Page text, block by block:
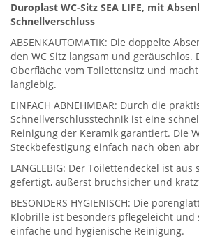
Duroplast WC-Sitz SEA LIFE, mit
Schnellverschluss
ABSENKAUTOMATIK: Die doppelte
den WC Sitz langsam und geräuschlos.
Oberfläche vom Toilettensitz und
langlebig.
EINFACH ABNEHMBAR: Durch die
Schnellverschlusstechnik ist eine
Reinigung der Keramik garantiert. Die
Steckbefestigung einfach nach oben
LANGLEBIG: Der Toilettendeckel ist
gefertigt, äußerst bruchsicher und
BESONDERS HYGIENISCH: Die
Klobrille ist besonders pflegeleicht und
einfache und hygienische Reinigung.